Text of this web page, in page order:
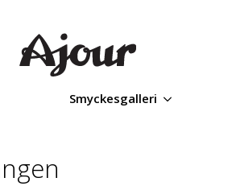
Smyckesgalleri